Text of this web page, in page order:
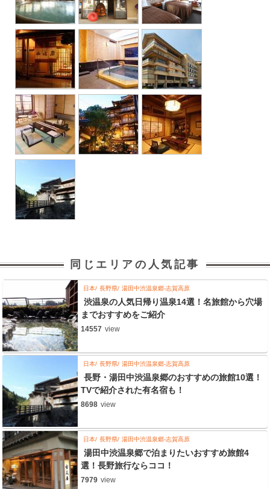
同じエリアの人気記事
日本 長野県 湯田中渋温泉郷-志賀高原
渋温泉の人気日帰り温泉14選！名旅館から穴場
までおすすめをご紹介
14557 view
日本 長野県 湯田中渋温泉郷-志賀高原
長野・湯田中渋温泉郷のおすすめの旅館10選！
TVで紹介された有名宿も！
8698 view
日本 長野県 湯田中渋温泉郷-志賀高原
湯田中渋温泉郷で泊まりたいおすすめ旅館4
選！長野旅行ならココ！
7979 view